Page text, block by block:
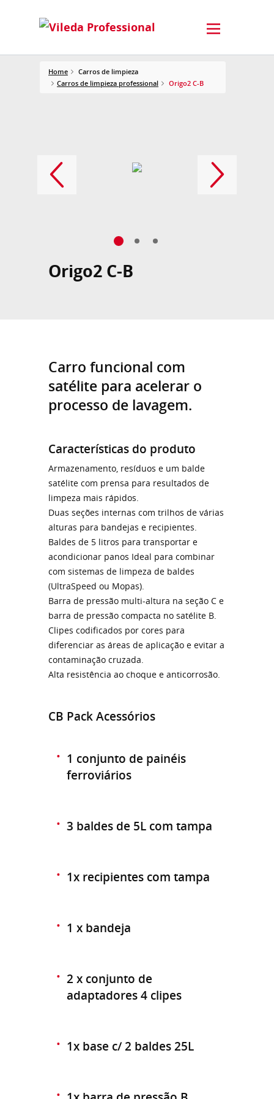
Home
Carros de limpieza
Carros de limpieza professional
Origo2 C-B
Origo2 C-B
Carro funcional com
satélite para acelerar o
processo de lavagem.
Características do produto
Armazenamento, resíduos e um balde
satélite com prensa para resultados de
limpeza mais rápidos.
Duas seções internas com trilhos de várias
alturas para bandejas e recipientes.
Baldes de 5 litros para transportar e
acondicionar panos Ideal para combinar
com sistemas de limpeza de baldes
(UltraSpeed ​​ou Mopas).
Barra de pressão multi-altura na seção C e
barra de pressão compacta no satélite B.
Clipes codificados por cores para
diferenciar as áreas de aplicação e evitar a
contaminação cruzada.
Alta resistência ao choque e anticorrosão.
CB Pack Acessórios
1 conjunto de painéis
ferroviários
3 baldes de 5L com tampa
1x recipientes com tampa
1 x bandeja
2 x conjunto de
adaptadores 4 clipes
1x base c/ 2 baldes 25L